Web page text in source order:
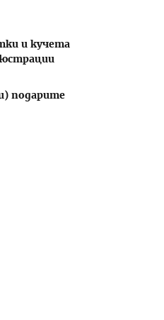
и кучета
подарите